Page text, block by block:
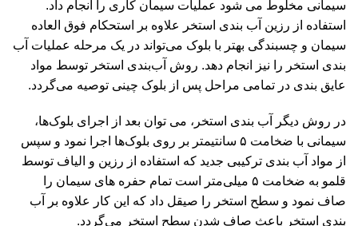
سیمانی مخلوط می شود عملیات سیمان کاری را انجام داد.
استفاده از رزین آب بندی استخر علاوه بر استحکام فوق العاده
سیمان و چسبندگی بهتر با بلوک می‌تواند در یک مرحله عملیات آب
بندی استخر را نیز انجام دهد. روش آب‌بندی استخر توسط مواد
عایق بندی در تمامی مراحل پس از بلوک چینی توصیه می‌گردد.
در روش دیگر آب بندی استخر، می توان بعد از اجرای بلوک‌ها،
سیمانی با ضخامت ۵ سانتیمتر بر روی بلوک‌ها اجرا نمود و سپس
از مواد آب بندی ترکیبی جدید که استفاده از رزین و الیاف توسط
قلمو به ضخامت ۵ میلی‌متر است تمام حفره های سیمان را
صاف نمود و سطح استخر را صیقل داد که این کار علاوه بر آب
بندی استخر باعث صاف شدن سطح استخر می‌گردد.